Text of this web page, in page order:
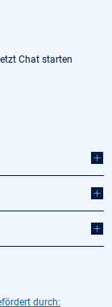
Chat starten
durch: